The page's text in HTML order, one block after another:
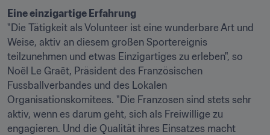
Eine einzigartige Erfahrung
"Die Tätigkeit als Volunteer ist eine wunderbare Art und
Weise, aktiv an diesem großen Sportereignis
teilzunehmen und etwas Einzigartiges zu erleben", so
Noël Le Graët, Präsident des Französischen
Fussballverbandes und des Lokalen
Organisationskomitees. "Die Franzosen sind stets sehr
aktiv, wenn es darum geht, sich als Freiwillige zu
engagieren. Und die Qualität ihres Einsatzes macht